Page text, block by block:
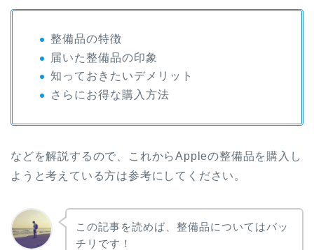
整備品の特徴
届いた整備品の印象
知っておきたいデメリット
さらにお得な購入方法
などを解説するので、これからAppleの整備品を購入し
ようと考えている方は参考にしてください。
この記事を読めば、整備品についてはバッ
チリです！